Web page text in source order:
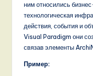
ним относились
технологическая
действия, события и
Visual Paradigm они
связав элементы
Пример: